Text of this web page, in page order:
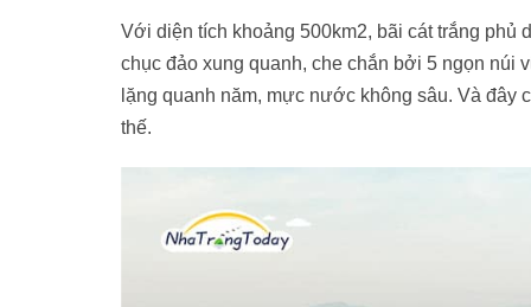
Với diện tích khoảng 500km2, bãi cát trắng
chục đảo xung quanh, che chắn bởi 5 ngọn núi
lặng quanh năm, mực nước không sâu. Và đây
thế.